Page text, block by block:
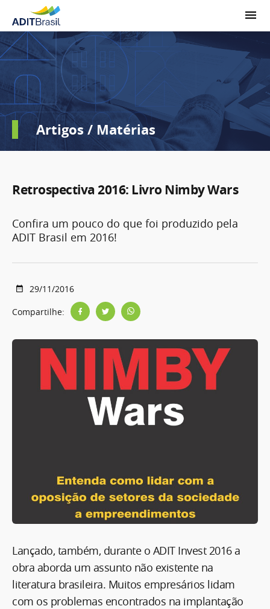
Artigos / Matérias
Retrospectiva 2016: Livro Nimby Wars
Confira um pouco do que foi produzido pela
ADIT Brasil em 2016!
29/11/2016
Compartilhe:
Lançado, também, durante o ADIT Invest 2016 a
obra aborda um assunto não existente na
literatura brasileira. Muitos empresários lidam
com os problemas encontrados na implantação